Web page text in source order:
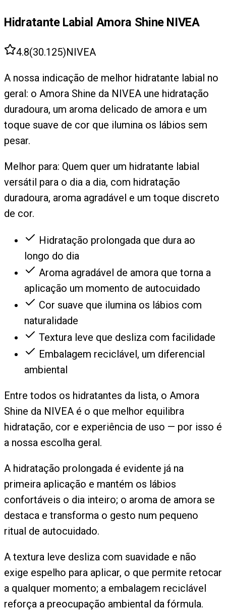
Hidratante Labial Amora Shine NIVEA
4.8(30.125)NIVEA
A nossa indicação de melhor hidratante labial no
geral: o Amora Shine da NIVEA une hidratação
duradoura, um aroma delicado de amora e um
toque suave de cor que ilumina os lábios sem
pesar.
Melhor para: Quem quer um hidratante labial
versátil para o dia a dia, com hidratação
duradoura, aroma agradável e um toque discreto
de cor.
Hidratação prolongada que dura ao
longo do dia
Aroma agradável de amora que torna a
aplicação um momento de autocuidado
Cor suave que ilumina os lábios com
naturalidade
Textura leve que desliza com facilidade
Embalagem reciclável, um diferencial
ambiental
Entre todos os hidratantes da lista, o Amora
Shine da NIVEA é o que melhor equilibra
hidratação, cor e experiência de uso — por isso é
a nossa escolha geral.
A hidratação prolongada é evidente já na
primeira aplicação e mantém os lábios
confortáveis o dia inteiro; o aroma de amora se
destaca e transforma o gesto num pequeno
ritual de autocuidado.
A textura leve desliza com suavidade e não
exige espelho para aplicar, o que permite retocar
a qualquer momento; a embalagem reciclável
reforça a preocupação ambiental da fórmula.